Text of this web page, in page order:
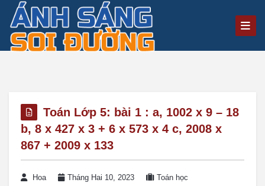
Toán Lớp 5: bài 1 : a, 1002 x 9 – 18
b, 8 x 427 x 3 + 6 x 573 x 4 c, 2008 x
867 + 2009 x 133
Hoa Tháng Hai 10, 2023
Toán học